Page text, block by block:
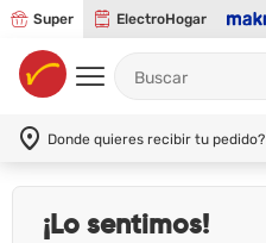
Super ElectroHogar
Donde quieres recibir tu pedido?
¡Lo sentimos!